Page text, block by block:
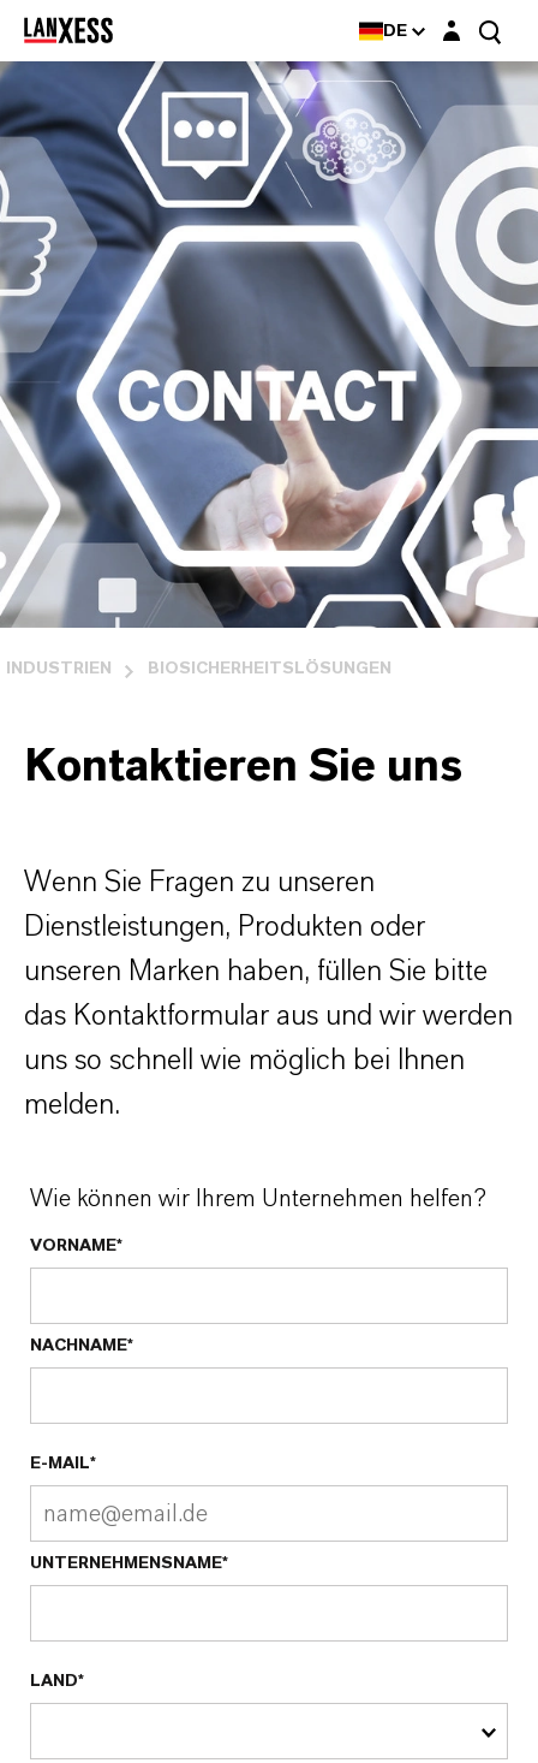
DE Login-Maske
INDUSTRIEN BIOSICHERHEITSLÖSUNGEN
Kontaktieren Sie uns
Wenn Sie Fragen zu unseren
Dienstleistungen, Produkten oder
unseren Marken haben, füllen Sie bitte
das Kontaktformular aus und wir werden
uns so schnell wie möglich bei Ihnen
melden.
Wie können wir Ihrem Unternehmen helfen?
VORNAME*
NACHNAME*
E-MAIL*
UNTERNEHMENSNAME*
LAND*